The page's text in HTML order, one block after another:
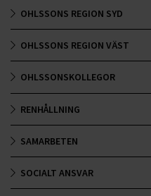
OHLSSONS REGION SYD
OHLSSONS REGION VÄST
OHLSSONSKOLLEGOR
RENHÅLLNING
SAMARBETEN
SOCIALT ANSVAR